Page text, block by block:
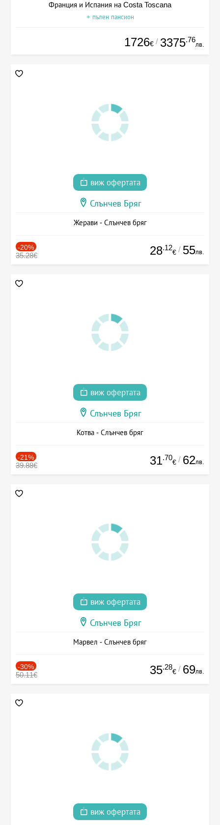
Франция и Испания на Costa Toscana
+ пълен пансион
1726€ / 3375.76
лв.
виж офертата
Слънчев Бряг
Жерави - Слънчев бряг
-20%
35.28€ 28.12
€ / 55лв.
виж офертата
Слънчев Бряг
Котва - Слънчев бряг
-21%
39.88€ 31.70
€ / 62лв.
виж офертата
Слънчев Бряг
Марвел - Слънчев бряг
-30%
50.11€ 35.28
€ / 69лв.
виж офертата